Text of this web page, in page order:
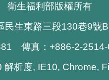
衛生福利部版權所有
民生東路三段130巷9號
傳真：+886-2-
析度, IE10, Chrome,